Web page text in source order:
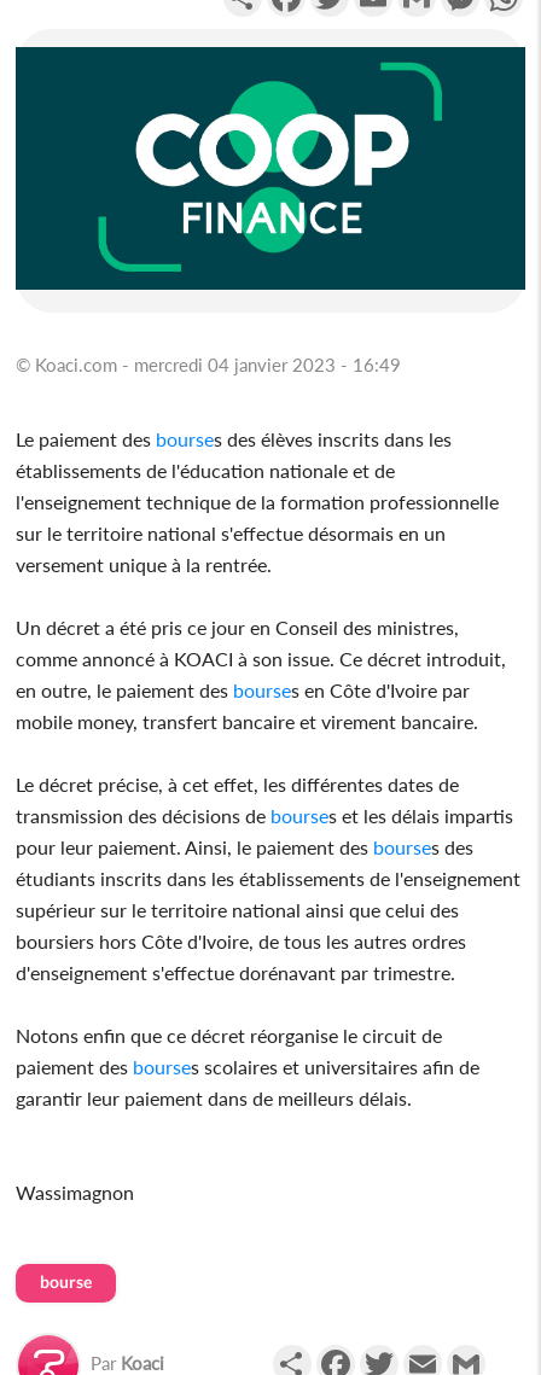
© Koaci.com - mercredi 04 janvier 2023 - 16:49
Le paiement des bourses des élèves inscrits dans les
établissements de l'éducation nationale et de
l'enseignement technique de la formation professionnelle
sur le territoire national s'effectue désormais en un
versement unique à la rentrée.
Un décret a été pris ce jour en Conseil des ministres,
comme annoncé à KOACI à son issue. Ce décret introduit,
en outre, le paiement des bourses en Côte d'Ivoire par
mobile money, transfert bancaire et virement bancaire.
Le décret précise, à cet effet, les différentes dates de
transmission des décisions de bourses et les délais impartis
pour leur paiement. Ainsi, le paiement des bourses des
étudiants inscrits dans les établissements de l'enseignement
supérieur sur le territoire national ainsi que celui des
boursiers hors Côte d'Ivoire, de tous les autres ordres
d'enseignement s'effectue dorénavant par trimestre.
Notons enfin que ce décret réorganise le circuit de
paiement des bourses scolaires et universitaires afin de
garantir leur paiement dans de meilleurs délais.
Wassimagnon
bourse
Par Koaci PartagerFacebookTwitterEmail